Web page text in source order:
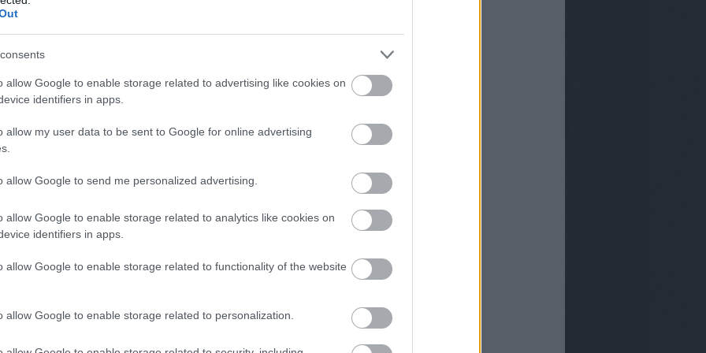
allow Google to enable storage related to advertising like cookies on
identifiers in apps.
allow my user data to be sent to Google for online advertising
allow Google to send me personalized advertising.
allow Google to enable storage related to analytics like cookies on
identifiers in apps.
allow Google to enable storage related to functionality of the website
allow Google to enable storage related to personalization.
TOVÁBB OLVASOM
TV2 HORVÁTH TAMÁS LIPTAI CLAUDIA NAGY
HOGY SZEREPEL-E A
indított.